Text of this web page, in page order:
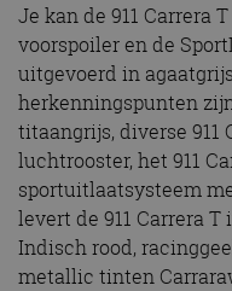
Je kan de 911 Carrera
voorspoiler en de
uitgevoerd in
herkenningspunten
titaangrijs, diverse 911
luchtrooster, het 911
sportuitlaatsysteem
levert de 911 Carrera
Indisch rood,
metallic tinten